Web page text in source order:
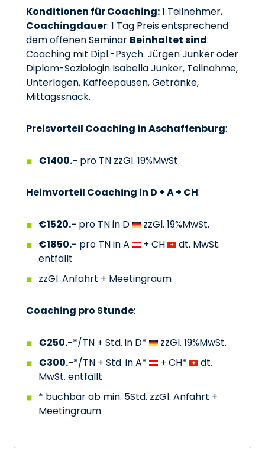
Konditionen für Coaching:1 Teilnehmer,
Coachingdauer: 1 Tag Preis entsprechend
dem offenen Seminar Beinhaltet sind:
Coaching mit Dipl.-Psych. Jürgen Junker oder
Diplom-Soziologin Isabella Junker, Teilnahme,
Unterlagen, Kaffeepausen, Getränke,
Mittagssnack.
Preisvorteil Coaching in Aschaffenburg:
€1400.- pro TN zzGl. 19%MwSt.
Heimvorteil Coaching in D + A + CH:
€1520.- pro TN in D
zzGl. 19%MwSt.
€1850.- pro TN in A + CH
dt. MwSt.
entfällt
zzGl. Anfahrt + Meetingraum
Coaching pro Stunde:
€250.-*/TN + Std. in D*
zzGl. 19%MwSt.
€300.-*/TN + Std. in A* + CH*
dt.
MwSt. entfällt
* buchbar ab min. 5Std. zzGl. Anfahrt +
Meetingraum